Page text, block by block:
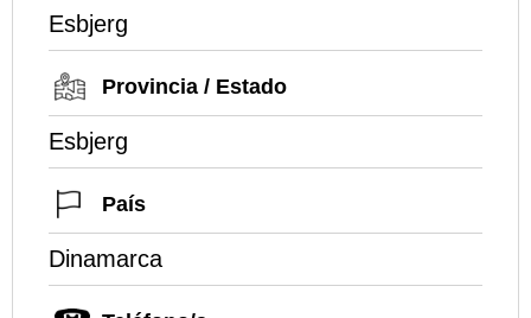
Esbjerg
Provincia / Estado
Esbjerg
País
Dinamarca